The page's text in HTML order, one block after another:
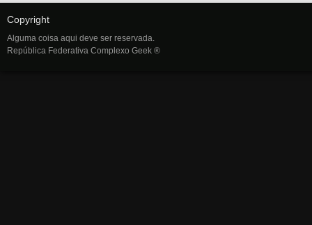
Copyright
Alguma coisa aqui deve ser reservada.
República Federativa Complexo Geek ®